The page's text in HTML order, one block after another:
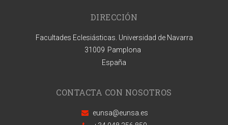
DIRECCIÓN
Facultades Eclesiásticas. Universidad de Navarra
31009 Pamplona
España
CONTACTA CON NOSOTROS
eunsa@eunsa.es